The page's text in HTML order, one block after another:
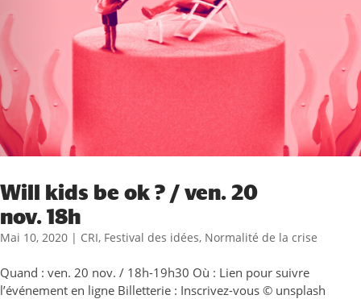
Will kids be ok ? / ven. 20
nov. 18h
Mai 10, 2020 | CRI, Festival des idées, Normalité de la crise
Quand : ven. 20 nov. / 18h-19h30 Où : Lien pour suivre
l’événement en ligne Billetterie : Inscrivez-vous © unsplash